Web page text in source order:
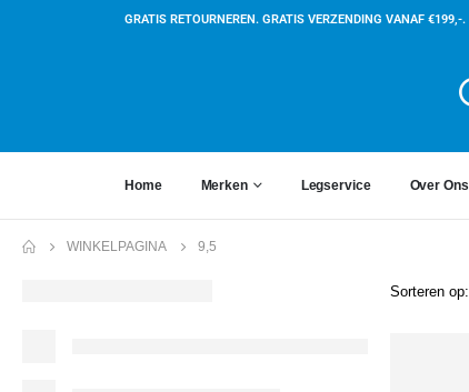
GRATIS RETOURNEREN. GRATIS VERZENDING VANAF €199,-.
Home Merken Legservice Over Ons
WINKELPAGINA 9,5
Sorteren op: